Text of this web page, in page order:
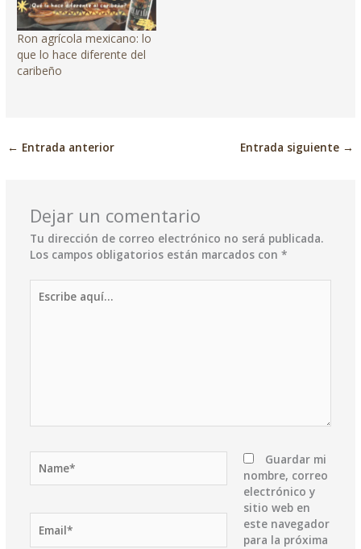
Ron agrícola mexicano: lo
que lo hace diferente del
caribeño
← Entrada anterior Entrada siguiente →
Dejar un comentario
Tu dirección de correo electrónico no será publicada.
Los campos obligatorios están marcados con *
aquí...
Guardar mi
nombre, correo
electrónico y
sitio web en
este navegador
para la próxima